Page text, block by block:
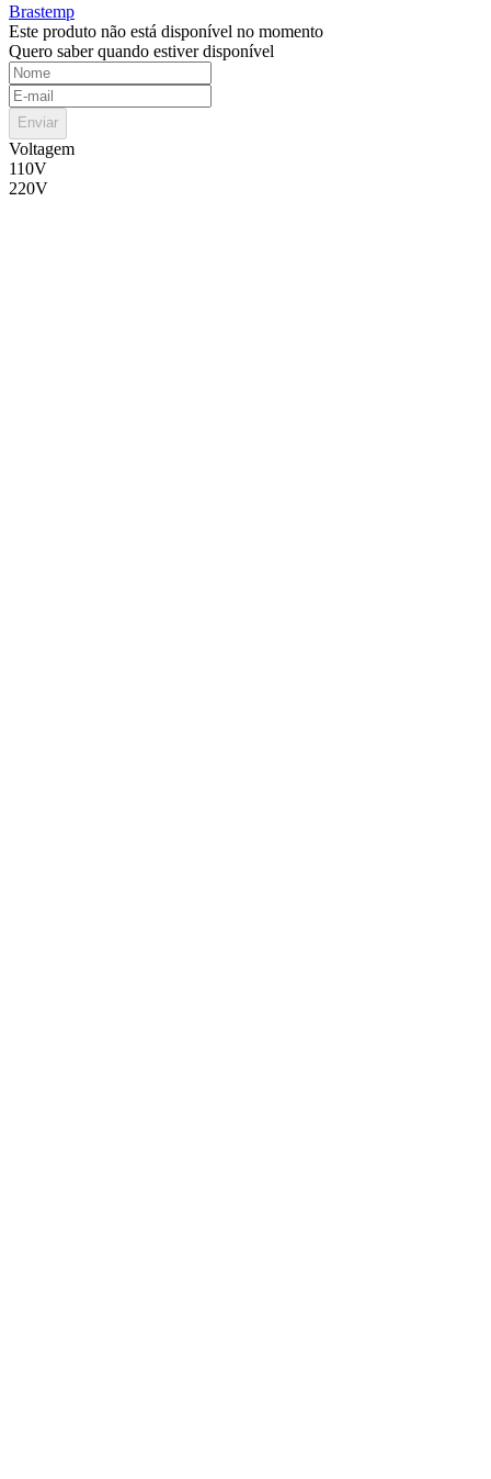
Brastemp
Este produto não está disponível no momento
Quero saber quando estiver disponível
Enviar
Voltagem
110V
220V